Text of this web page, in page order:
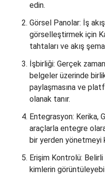
edin.
Görsel Panolar: İş
görselleştirmek için
tahtaları ve akış
İşbirliği: Gerçek
belgeler üzerinde
paylaşmasına ve
olanak tanır.
Entegrasyon: Kerika,
araçlarla entegre
bir yerden yönetmeyi
Erişim Kontrolü:
kimlerin